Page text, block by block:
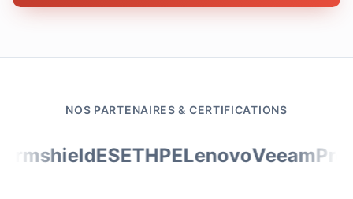
NOS PARTENAIRES & CERTIFICATIONS
ESETHPELenovoVeeam